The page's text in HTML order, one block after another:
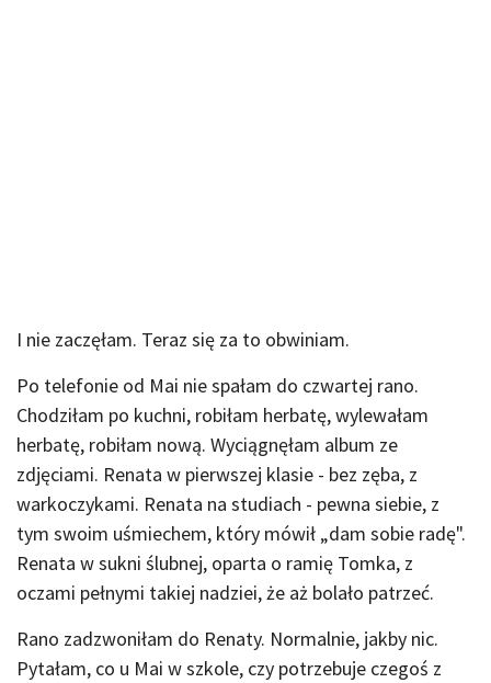
I nie zaczęłam. Teraz się za to obwiniam.
Po telefonie od Mai nie spałam do czwartej rano.
Chodziłam po kuchni, robiłam herbatę, wylewałam
herbatę, robiłam nową. Wyciągnęłam album ze
zdjęciami. Renata w pierwszej klasie - bez zęba, z
warkoczykami. Renata na studiach - pewna siebie, z
tym swoim uśmiechem, który mówił „dam sobie radę".
Renata w sukni ślubnej, oparta o ramię Tomka, z
oczami pełnymi takiej nadziei, że aż bolało patrzeć.
Rano zadzwoniłam do Renaty. Normalnie, jakby nic.
Pytałam, co u Mai w szkole, czy potrzebuje czegoś z